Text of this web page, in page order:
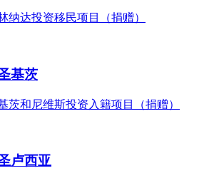
纳达投资移民项目（捐赠）
基茨
茨和尼维斯投资入籍项目（捐赠）
卢西亚